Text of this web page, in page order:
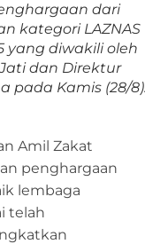
dari
kategori LAZNAS
yang diwakili oleh
dan Direktur
pada Kamis (28/
Amil Zakat
penghargaan
lembaga
telah